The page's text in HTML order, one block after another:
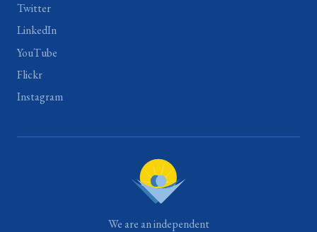
Twitter
LinkedIn
YouTube
Flickr
Instagram
We are an independent